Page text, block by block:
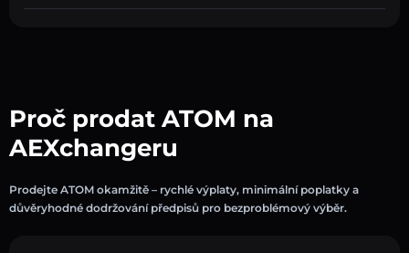
Proč prodat ATOM na
AEXchangeru
Prodejte ATOM okamžitě – rychlé výplaty, minimální poplatky a
důvěryhodné dodržování předpisů pro bezproblémový výběr.